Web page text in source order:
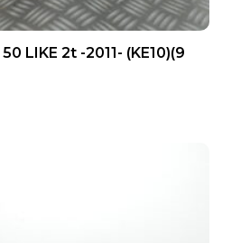
LIKE 2t -2011- (KE10)(9